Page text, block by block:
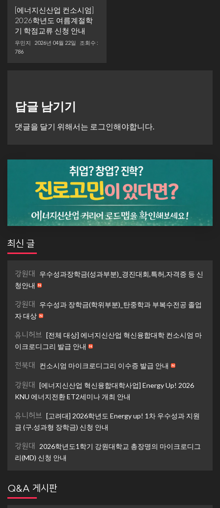
[에너지신산업 컨소시엄]
2026학년도 여름계절학
기 학점교류 신청 안내
우민지 2026년 04월 22일
조회수 :
786
답글 남기기
댓글을 달기 위해서는 로그인해야합니다.
최신 글
강원대
우수성과장학금(성과부분)_경진대회,특허,자격증 등 신
청안내
강원대
우수성과 장학금(학위부분)_탄중학과 부복수전공 졸업
자 대상
유니허브 [전체 대상] 에너지신산업 혁신융합대학 컨소시엄 마
이크로디그리 발급 안내
전북대 컨소시엄 마이크로디그리 이수증 발급 안내
강원대 [에너지신산업 혁신융합대학사업] Energy Up! 2026
KNU 에너지전환 ET2세미나 개최 안내
유니허브 [고려대] 2026학년도 Energy up! 1차 우수성과 지원
금 (구.성과형 장학금) 신청 안내
강원대
2026학년도1학기 강원대학교 총장명의 마이크로디그
리(MD) 신청 안내
Q&A 게시판